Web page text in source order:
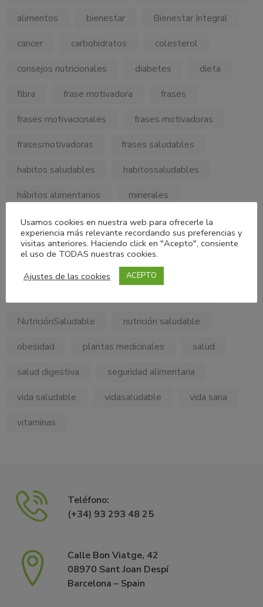
alimentos
bienestar
Bienestar Integral
cancer
carbohidratos
colesterol
consejos nutricionales
diabetes
dieta
fibra
frase motivadora
frases
frases motivacionales
frases motivadoras
frasesmotivadoras
frases saludables
habitos saludables
habitossaludables
hábitos alimentarios
minerales
MyPersonalDietConsulting
My Personal Diet Consulting
nutricion
Nutricionholistica
Nutrición Clínica
NutriciónSaludable
nutrición saludable
obesidad
plantas medicinales
salud
salud digestiva
seguridad alimentaria
vida saludable
vidasaludable
vida sana
vitaminas
Teléfono:
(+34) 93 293 48 25
Calle Bon Viatge, 42
08970 Sant Joan Despí
Barcelona – Spain
Usamos cookies en nuestra web para ofrecerle la
experiencia más relevante recordando sus preferencias y
visitas anteriores. Haciendo click en "Acepto", consiente
el uso de TODAS nuestras cookies.
Ajustes de las cookies
ACEPTO